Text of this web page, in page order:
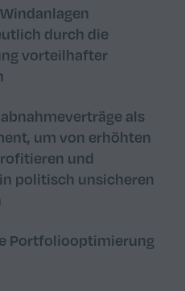
durch die
vorteilhafter
als
, um von erhöhten
und
politisch unsicheren
Portfoliooptimierung